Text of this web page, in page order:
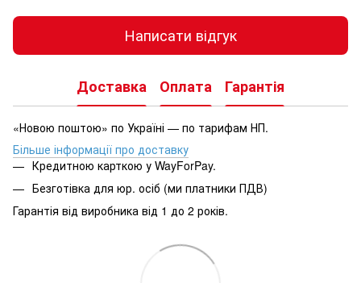
Написати відгук
Доставка Оплата Гарантія
«Новою поштою» по Україні — по тарифам НП.
Більше інформації про доставку
Кредитною карткою у WayForPay.
Безготівка для юр. осіб (ми платники ПДВ)
Гарантія від виробника від 1 до 2 років.